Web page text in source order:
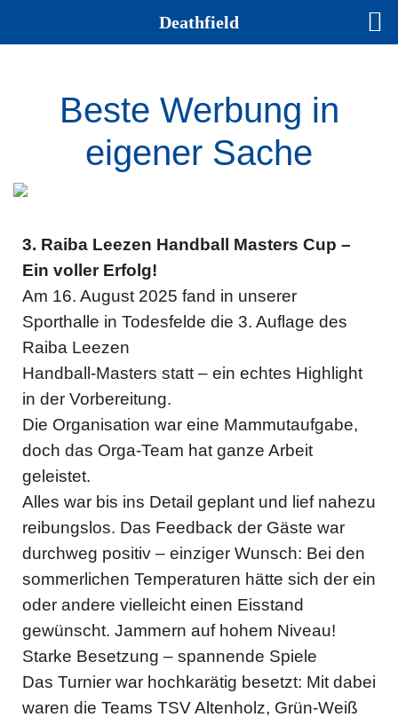
Beste Werbung in
eigener Sache
3. Raiba Leezen Handball Masters Cup –
Ein voller Erfolg!
Am 16. August 2025 fand in unserer
Sporthalle in Todesfelde die 3. Auflage des
Raiba Leezen
Handball-Masters statt – ein echtes Highlight
in der Vorbereitung.
Die Organisation war eine Mammutaufgabe,
doch das Orga-Team hat ganze Arbeit
geleistet.
Alles war bis ins Detail geplant und lief nahezu
reibungslos. Das Feedback der Gäste war
durchweg positiv – einziger Wunsch: Bei den
sommerlichen Temperaturen hätte sich der ein
oder andere vielleicht einen Eisstand
gewünscht. Jammern auf hohem Niveau!
Starke Besetzung – spannende Spiele
Das Turnier war hochkarätig besetzt: Mit dabei
waren die Teams TSV Altenholz, Grün-Weiß
Deathfield